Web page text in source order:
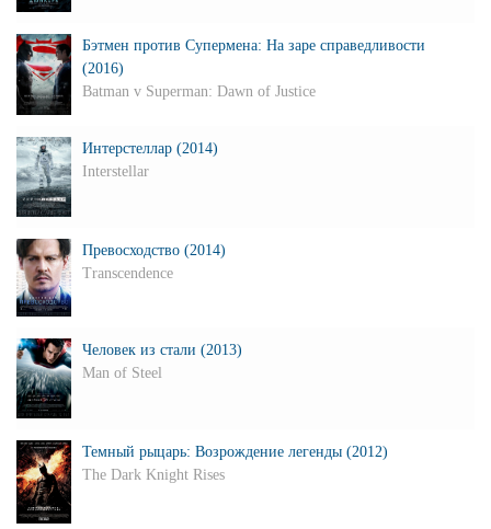
Бэтмен против Супермена: На заре справедливости
(2016)
Batman v Superman: Dawn of Justice
Интерстеллар (2014)
Interstellar
Превосходство (2014)
Transcendence
Человек из стали (2013)
Man of Steel
Темный рыцарь: Возрождение легенды (2012)
The Dark Knight Rises